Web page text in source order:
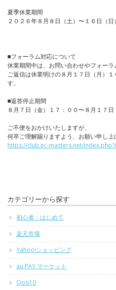
夏季休業期間
２０２６年８月８日（土）〜１６日（日）
■フォーラム対応について
休業期間中は、お問い合わせやフォーラ
ご返信は休業明けの８月１７日（月）
す。
■返答停止期間
８月７日（金）１７：００〜８月１７日
ご不便をおかけいたしますが、
何卒ご理解賜りますよう、お願い申し上
https://club.ec-masters.net/
カテゴリーから探す
初心者・はじめて
楽天市場
Yahoo!ショッピング
au PAY マーケット
Qoo10